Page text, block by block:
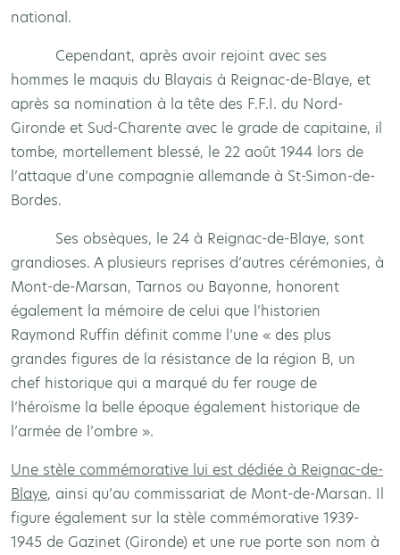
national.
Cependant, après avoir rejoint avec ses
hommes le maquis du Blayais à Reignac-de-Blaye, et
après sa nomination à la tête des F.F.I. du Nord-
Gironde et Sud-Charente avec le grade de capitaine, il
tombe, mortellement blessé, le 22 août 1944 lors de
l’attaque d’une compagnie allemande à St-Simon-de-
Bordes.
Ses obsèques, le 24 à Reignac-de-Blaye, sont
grandioses. A plusieurs reprises d’autres cérémonies, à
Mont-de-Marsan, Tarnos ou Bayonne, honorent
également la mémoire de celui que l’historien
Raymond Ruffin définit comme l’une « des plus
grandes figures de la résistance de la région B, un
chef historique qui a marqué du fer rouge de
l’héroïsme la belle époque également historique de
l’armée de l’ombre ».
Une stèle commémorative lui est dédiée à Reignac-de-
Blaye, ainsi qu’au commissariat de Mont-de-Marsan. Il
figure également sur la stèle commémorative 1939-
1945 de Gazinet (Gironde) et une rue porte son nom à